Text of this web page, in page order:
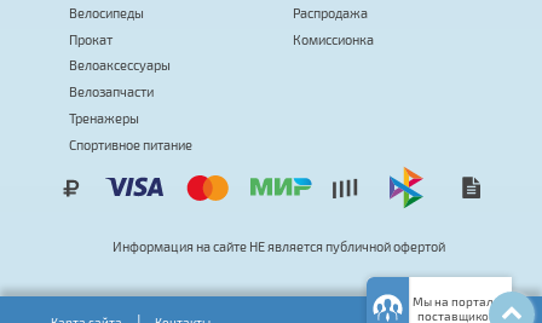
Велосипеды
Прокат
Велоаксессуары
Велозапчасти
Тренажеры
Спортивное питание
Распродажа
Комиссионка
Информация на сайте НЕявляется публичной офертой
Мы на портале
поставщиков